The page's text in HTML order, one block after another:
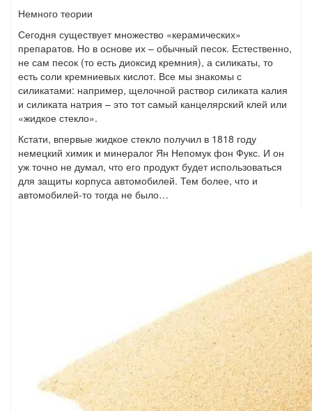
Немного теории
Сегодня существует множество «керамических»
препаратов. Но в основе их – обычный песок. Естественно,
не сам песок (то есть диоксид кремния), а силикаты, то
есть соли кремниевых кислот. Все мы знакомы с
силикатами: например, щелочной раствор силиката калия
и силиката натрия – это тот самый канцелярский клей или
«жидкое стекло».
Кстати, впервые жидкое стекло получил в 1818 году
немецкий химик и минералог Ян Непомук фон Фукс. И он
уж точно не думал, что его продукт будет использоваться
для защиты корпуса автомобилей. Тем более, что и
автомобилей-то тогда не было…